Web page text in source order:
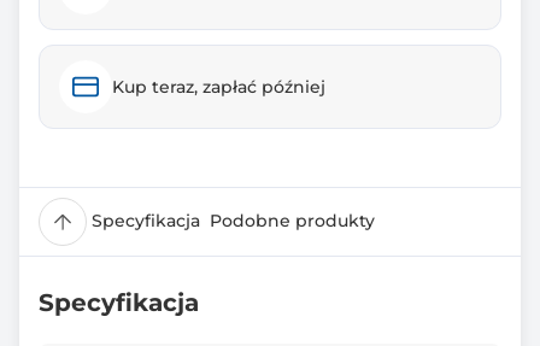
Kup teraz, zapłać później
Specyfikacja Podobne produkty
Specyfikacja